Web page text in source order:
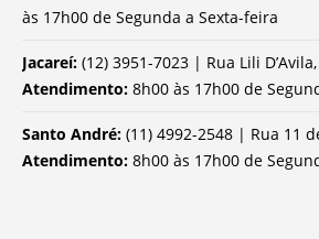
às 17h00 de Segunda a Sexta-feira
Jacareí: (12) 3951-7023 | Rua Lili
Atendimento: 8h00 às 17h00 de
Santo André: (11) 4992-2548 | Rua 11
Atendimento: 8h00 às 17h00 de